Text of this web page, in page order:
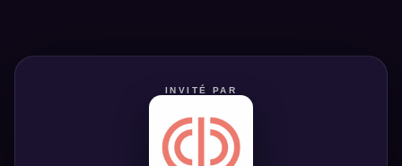
INVITÉ PAR